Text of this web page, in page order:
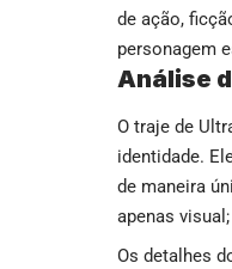
de ação,
personagem
Análise
O traje de
identidade.
de maneira
apenas
Os detalhes